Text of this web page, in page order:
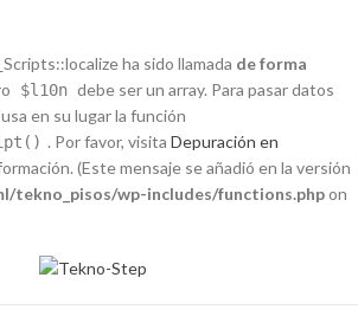
ha sido llamada de forma
$l10n debe ser un array. Para pasar datos
en su lugar la función
. Por favor, visita Depuración en
(Este mensaje se añadió en la versión
tekno_pisos/wp-includes/functions.phpon